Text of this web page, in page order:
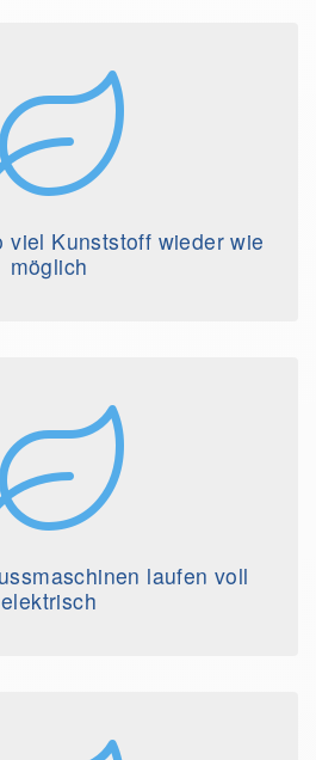
Kunststoff wieder wie
möglich
laufen voll
elektrisch